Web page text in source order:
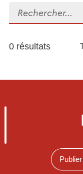
Rechercher...
0 résultats